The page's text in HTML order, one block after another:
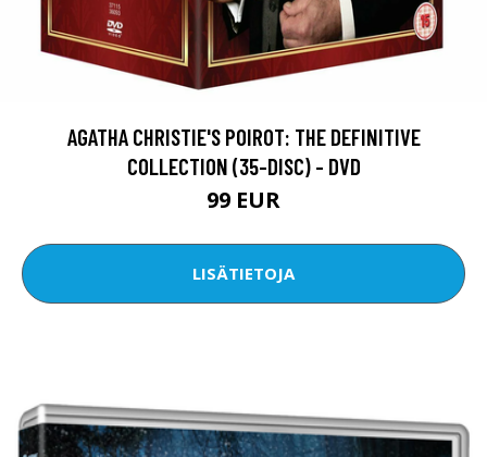
AGATHA CHRISTIE'S POIROT: THE DEFINITIVE
COLLECTION (35-DISC) - DVD
99 EUR
LISÄTIETOJA